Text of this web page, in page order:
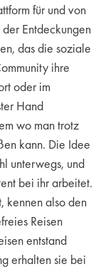
für und von
Entdeckungen
das die soziale
ihre
oder im
Hand
wo man trotz
kann. Die Idee
unterwegs, und
bei ihr arbeitet.
kennen also den
Reisen
entstand
erhalten sie bei